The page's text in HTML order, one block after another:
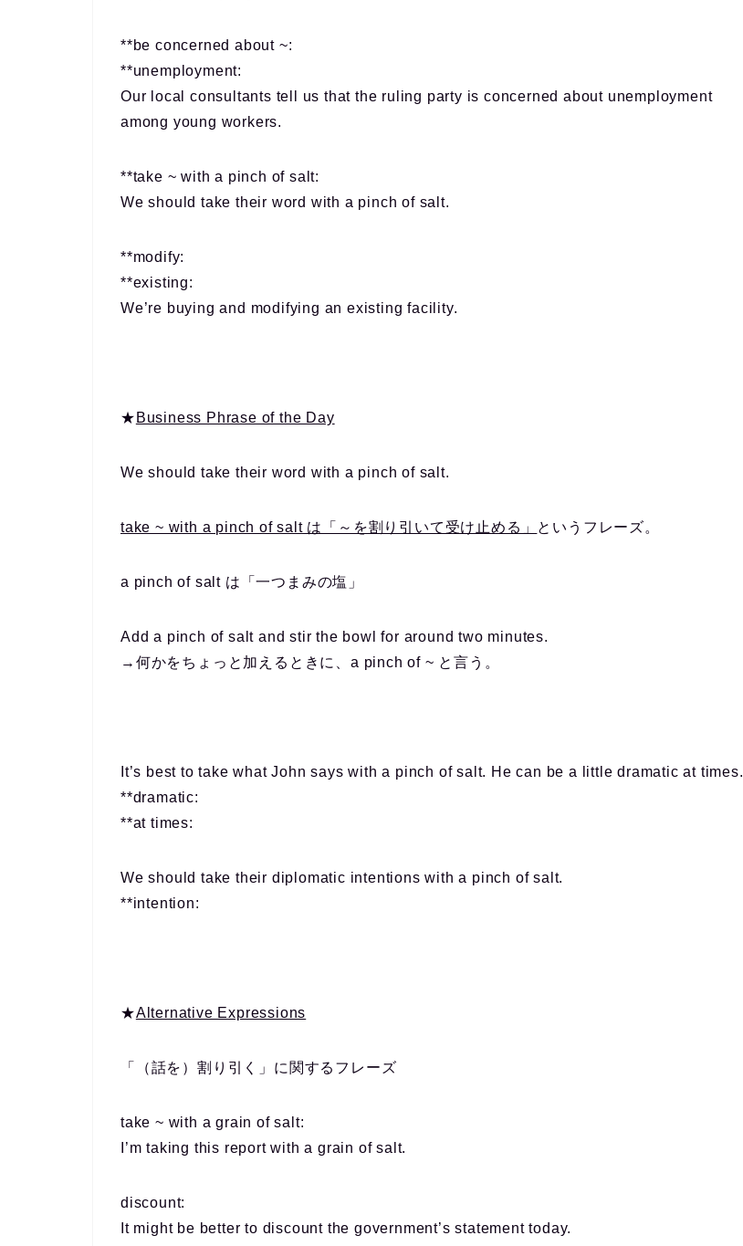
**be concerned about ~:
**unemployment:
Our local consultants tell us that the ruling party is concerned about unemployment
among young workers.
**take ~ with a pinch of salt:
We should take their word with a pinch of salt.
**modify:
**existing:
We’re buying and modifying an existing facility.
★ Business Phrase of the Day
We should take their word with a pinch of salt.
take ~ with a pinch of salt は「～を割り引いて受け止める」 というフレーズ。
a pinch of salt は「一つまみの塩」
Add a pinch of salt and stir the bowl for around two minutes.
→何かをちょっと加えるときに、a pinch of ~ と言う。
It’s best totake what John sayswith a pinch of salt. He can be a little dramatic at times.
**dramatic:
**at times:
We should take their diplomatic intentionswith a pinch of salt.
**intention:
★Alternative Expressions
「（話を）割り引く」に関するフレーズ
take ~ with a grain of salt:
I’mtaking this reportwith a grain of salt.
discount:
It might be better to discount the government’s statement today.